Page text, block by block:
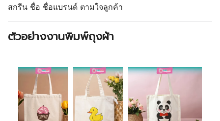
สกรีน ชื่อ ชื่อแบรนด์ ตามใจลูกค้า
ตัวอย่างงานพิมพ์ถุงผ้า